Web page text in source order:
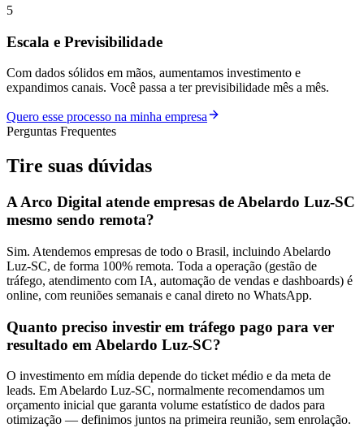
5
Escala e Previsibilidade
Com dados sólidos em mãos, aumentamos investimento e
expandimos canais. Você passa a ter previsibilidade mês a mês.
Quero esse processo na minha empresa
Perguntas Frequentes
Tire suas dúvidas
A Arco Digital atende empresas de Abelardo Luz-SC
mesmo sendo remota?
Sim. Atendemos empresas de todo o Brasil, incluindo Abelardo
Luz-SC, de forma 100% remota. Toda a operação (gestão de
tráfego, atendimento com IA, automação de vendas e dashboards) é
online, com reuniões semanais e canal direto no WhatsApp.
Quanto preciso investir em tráfego pago para ver
resultado em Abelardo Luz-SC?
O investimento em mídia depende do ticket médio e da meta de
leads. Em Abelardo Luz-SC, normalmente recomendamos um
orçamento inicial que garanta volume estatístico de dados para
otimização — definimos juntos na primeira reunião, sem enrolação.